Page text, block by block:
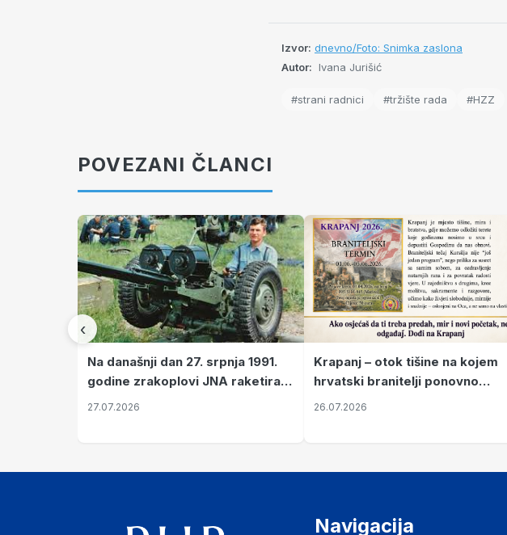
Izvor: dnevno/Foto: Snimka zaslona
Autor: Ivana Jurišić
#strani radnici #tržište rada #HZZ
POVEZANI ČLANCI
‹
Na današnji dan 27. srpnja 1991.
godine zrakoplovi JNA raketirali
su vojarnu i obučni centar "Nikola
27.07.2026
Krapanj – otok tišine na kojem
hrvatski branitelji ponovno
pronalaze mir
26.07.2026
Navigacija